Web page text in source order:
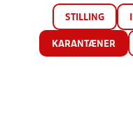
STILLING
KARANTÆNER